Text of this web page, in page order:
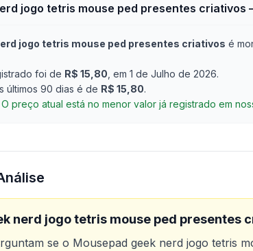
jogo tetris mouse ped presentes criativos
jogo tetris mouse ped presentes criativos é
foi de R$ 15,80 , em 1 de Julho de 2026.
últimos 90 dias é de R$ 15,80.
O preço atual está no menor valor já registrado em
nerd jogo tetris mouse ped presentes
se o Mousepad geek nerd jogo tetris